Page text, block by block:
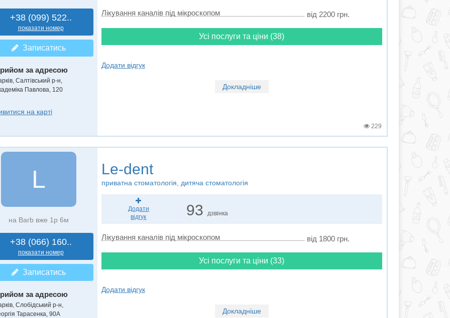
+38 (099) 522..
показати номер
Записатись
за адресою
Салтівський р-н,
Павлова, 120
на карті
Лікування каналів під мікроскопом від 2200 грн.
Усі послуги та ціни (38)
Додати відгук
Докладніше
229
L
на Barb вже 1р 6м
+38 (066) 160..
показати номер
Записатись
за адресою
Слобідський р-н,
Тарасенка, 90А
Le-dent
приватна стоматологія, дитяча стоматологія
Додати
відгук
93 дзвінка
Лікування каналів під мікроскопом від 1800 грн.
Усі послуги та ціни (33)
Додати відгук
Докладніше